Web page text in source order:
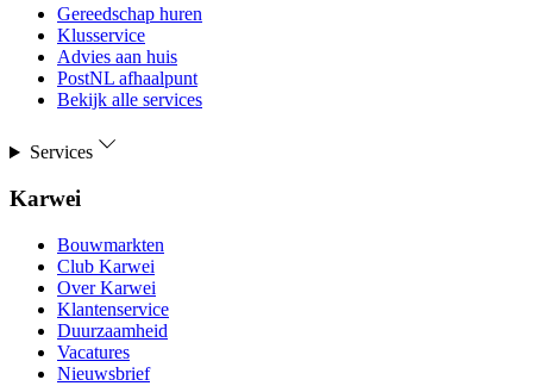
Gereedschap huren
Klusservice
Advies aan huis
PostNL afhaalpunt
Bekijk alle services
Services
Karwei
Bouwmarkten
Club Karwei
Over Karwei
Klantenservice
Duurzaamheid
Vacatures
Nieuwsbrief